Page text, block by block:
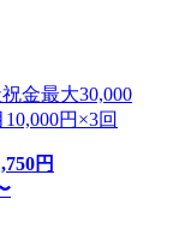
金最大30,000
円×3回
円